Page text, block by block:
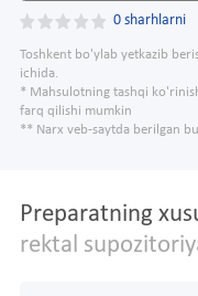
0 sharhlarni
Toshkent bo'ylab yetkazib
ichida.
* Mahsulotning tashqi
farq qilishi mumkin
** Narx veb-saytda berilgan
Preparatning
rektal